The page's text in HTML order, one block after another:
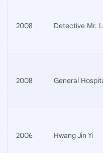
2008 Detective Mr.
2008 General
2006 Hwang Jin Yi